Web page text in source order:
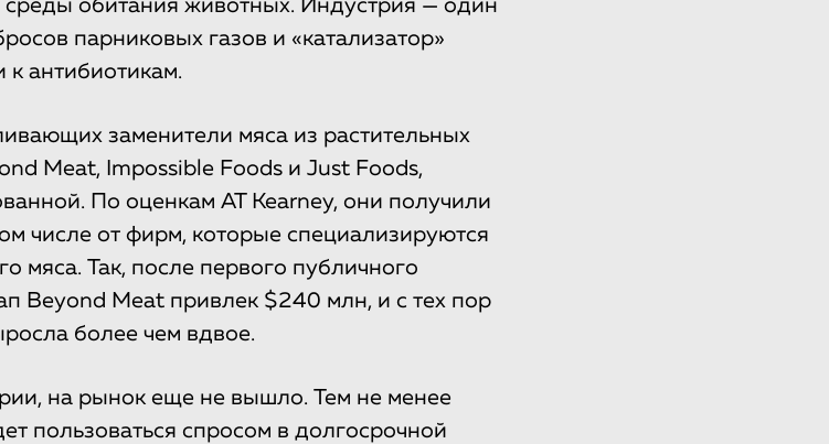
среды обитания животных. Индустрия — один
парниковых газов и «катализатор»
к антибиотикам.
заменители мяса из растительных
Meat, Impossible Foods и Just Foods,
По оценкам AT Kearney, они получили
числе от фирм, которые специализируются
мяса. Так, после первого публичного
Beyond Meat привлек $240 млн, и с тех пор
более чем вдвое.
на рынок еще не вышло. Тем не менее
пользоваться спросом в долгосрочной